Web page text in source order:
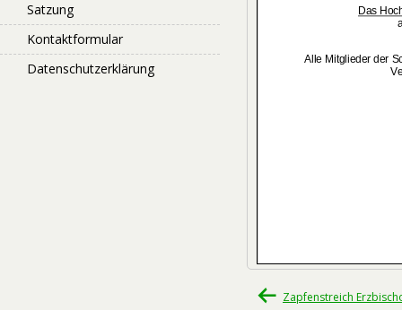
Zapfenstreich
Satzung
Kontaktformular
Datenschutzerklärung